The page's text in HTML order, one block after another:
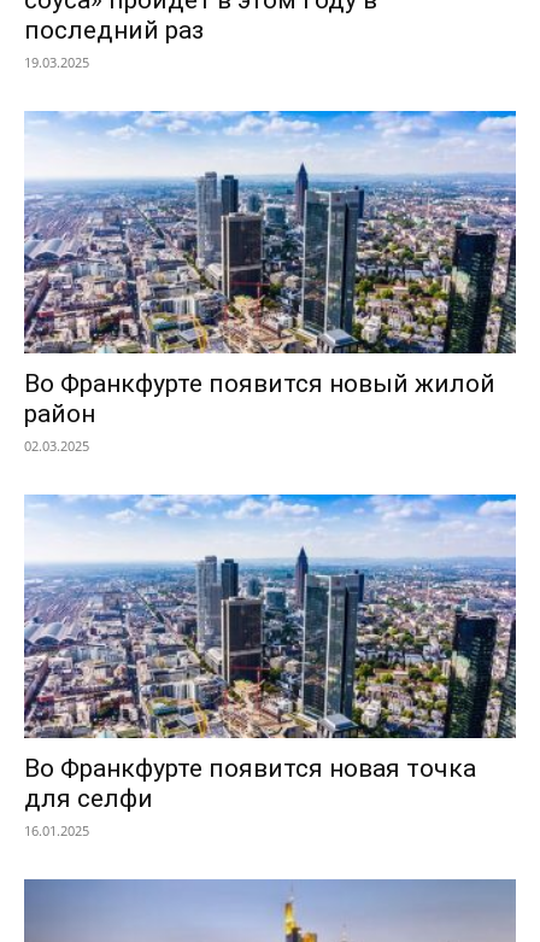
последний раз
19.03.2025
Во Франкфурте появится новый жилой
район
02.03.2025
Во Франкфурте появится новая точка
для селфи
16.01.2025